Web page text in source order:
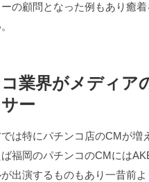
の顧問となった例もあり癒
業界がメディア
ー
は特にパチンコ店のCMが増
福岡のパチンコのCMには
出演するものもあり一昔前よ